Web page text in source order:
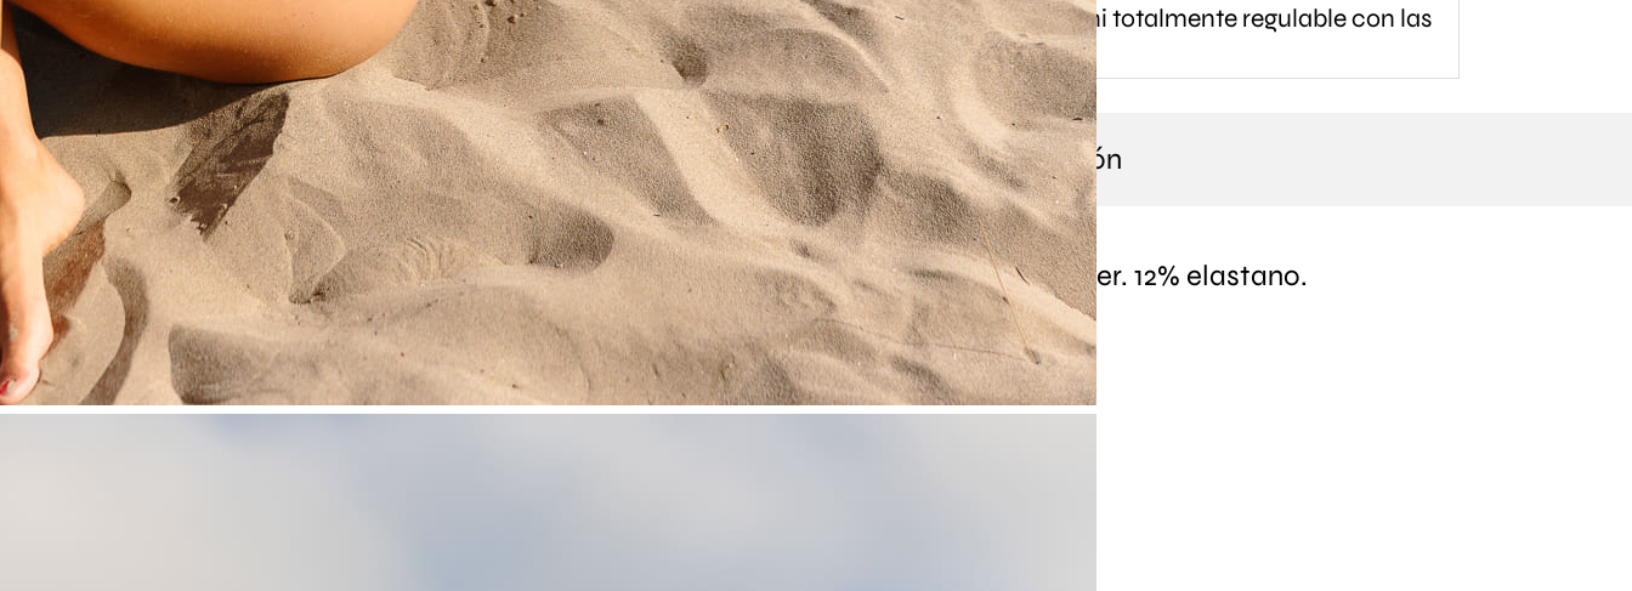
*Es un bikini totalmente regulable con las
lazadas.
Composición
88% poliéster. 12% elastano.